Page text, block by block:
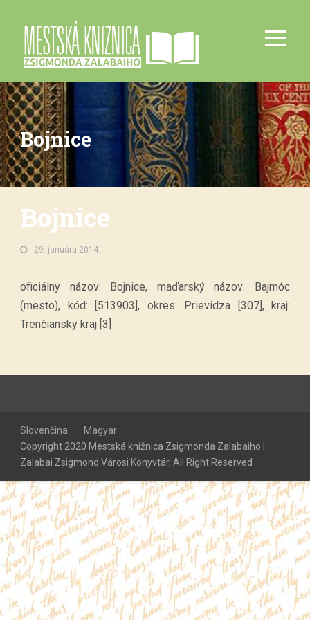
Bojnice
Bojnice
29. januára 2014.
oficiálny názov: Bojnice, maďarský názov: Bajmóc
(mesto), kód: [513903], okres: Prievidza [307], kraj:
Trenčiansky kraj [3]
Slovenčina
Magyar
Copyright 2020 Mestská knižnica Zsigmonda Zalabaiho |
Zalabai Zsigmond Városi Könyvtár, All Right Reserved